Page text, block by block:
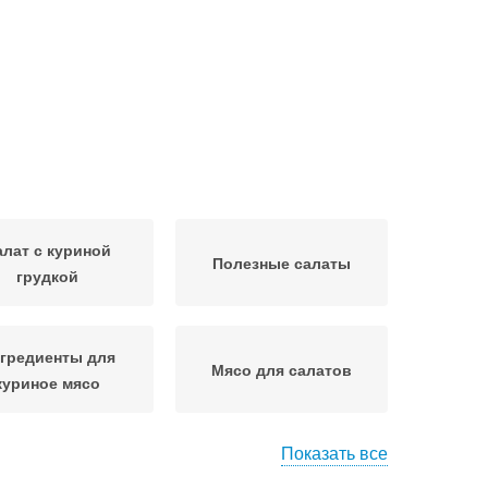
с куриной
грудкой
Полезные салаты
для
мясо
Мясо для салатов
Ингредиенты для
Показать все